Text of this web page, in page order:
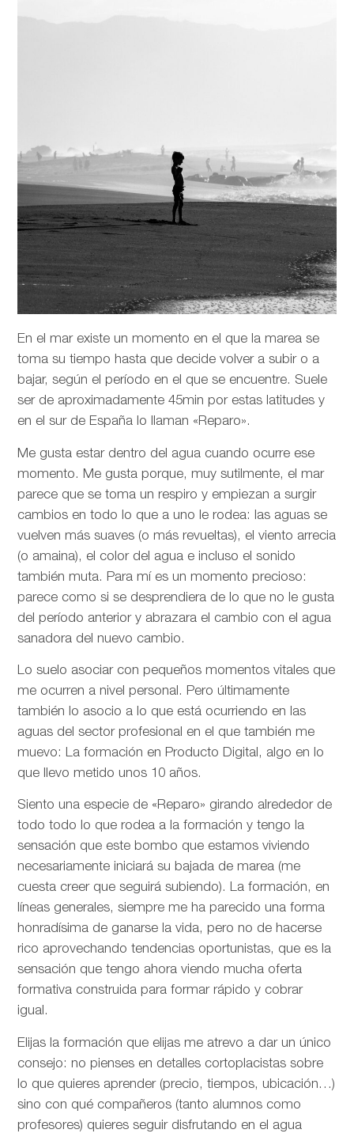
En el mar existe un momento en el que la marea se
toma su tiempo hasta que decide volver a subir o a
bajar, según el período en el que se encuentre. Suele
ser de aproximadamente 45min por estas latitudes y
en el sur de España lo llaman «Reparo».
Me gusta estar dentro del agua cuando ocurre ese
momento. Me gusta porque, muy sutilmente, el mar
parece que se toma un respiro y empiezan a surgir
cambios en todo lo que a uno le rodea: las aguas se
vuelven más suaves (o más revueltas), el viento arrecia
(o amaina), el color del agua e incluso el sonido
también muta. Para mí es un momento precioso:
parece como si se desprendiera de lo que no le gusta
del período anterior y abrazara el cambio con el agua
sanadora del nuevo cambio.
Lo suelo asociar con pequeños momentos vitales que
me ocurren a nivel personal. Pero últimamente
también lo asocio a lo que está ocurriendo en las
aguas del sector profesional en el que también me
muevo: La formación en Producto Digital, algo en lo
que llevo metido unos 10 años.
Siento una especie de «Reparo» girando alrededor de
todo todo lo que rodea a la formación y tengo la
sensación que este bombo que estamos viviendo
necesariamente iniciará su bajada de marea (me
cuesta creer que seguirá subiendo). La formación, en
líneas generales, siempre me ha parecido una forma
honradísima de ganarse la vida, pero no de hacerse
rico aprovechando tendencias oportunistas, que es la
sensación que tengo ahora viendo mucha oferta
formativa construida para formar rápido y cobrar
igual.
Elijas la formación que elijas me atrevo a dar un único
consejo: no pienses en detalles cortoplacistas sobre
lo que quieres aprender (precio, tiempos, ubicación…)
sino con qué compañeros (tanto alumnos como
profesores) quieres seguir disfrutando en el agua